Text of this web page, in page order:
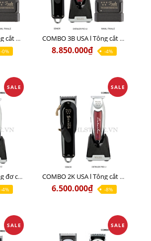
COMBO 3A USA l Tông cắt MAGIC + Tông viền DETAILER PRO LI + Cạo khô FINALE
-0%
COMBO 3B USA l Tông cắt SENIOR + Tông viền DETAILER PRO LI + Cạo khô FINALE
8.850.000₫ -4%
SALE
COMBO 2B USA l Tông đơ cắt Magic clip Red + Tông đơ viền Detailer Pro Li
-4%
SALE
COMBO 2K USA l Tông cắt SENIOR +Tông viền DETAILER PRO LI
6.500.000₫ -8%
SALE SALE